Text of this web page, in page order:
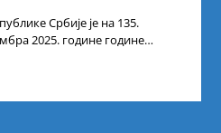
Србије је на 135.
2025. године године